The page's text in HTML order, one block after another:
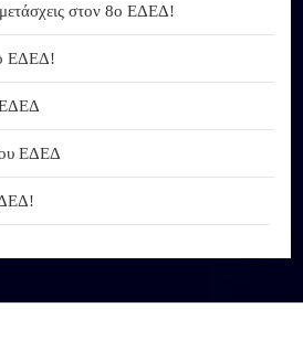
στον 8ο ΕΔΕΔ!
ΕΔΕΔ!
ΕΔΕΔ
ΕΔΕΔ